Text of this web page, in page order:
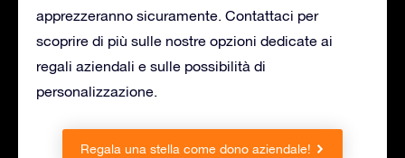
apprezzeranno sicuramente. Contattaci per
scoprire di più sulle nostre opzioni dedicate ai
regali aziendali e sulle possibilità di
personalizzazione.
Regala una stella come dono aziendale!